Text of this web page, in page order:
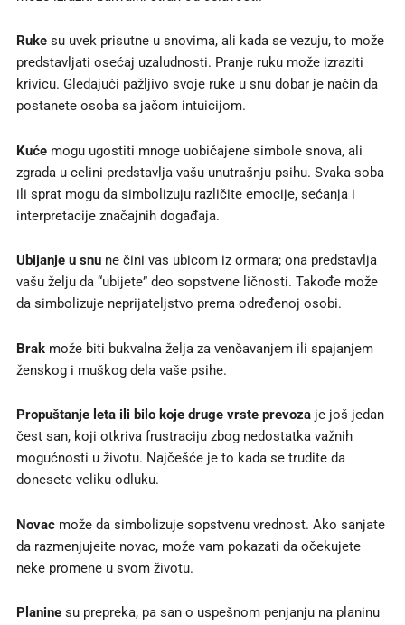
Rukesu uvek prisutne u snovima, ali kada se vezuju, to može
predstavljati osećaj uzaludnosti. Pranje ruku može izraziti
krivicu. Gledajući pažljivo svoje ruke u snu dobar je način da
postanete osoba sa jačom intuicijom.
Kućemogu ugostiti mnoge uobičajene simbole snova, ali
zgrada u celini predstavlja vašu unutrašnju psihu. Svaka soba
ili sprat mogu da simbolizuju različite emocije, sećanja i
interpretacije značajnih događaja.
Ubijanje u snune čini vas ubicom iz ormara; ona predstavlja
vašu želju da “ubijete” deo sopstvene ličnosti. Takođe može
da simbolizuje neprijateljstvo prema određenoj osobi.
Brak može biti bukvalna želja za venčavanjem ili spajanjem
ženskog i muškog dela vaše psihe.
Propuštanje leta ili bilo koje druge vrste prevozaje još jedan
čest san, koji otkriva frustraciju zbog nedostatka važnih
mogućnosti u životu. Najčešće je to kada se trudite da
donesete veliku odluku.
Novac može da simbolizuje sopstvenu vrednost. Ako sanjate
da razmenjujeite novac, može vam pokazati da očekujete
neke promene u svom životu.
Planinesu prepreka, pa san o uspešnom penjanju na planinu